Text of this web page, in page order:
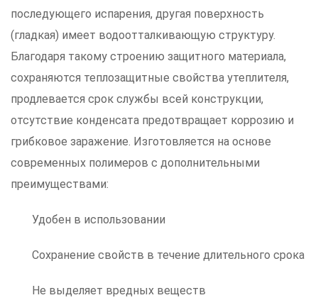
последующего испарения, другая поверхность
(гладкая) имеет водоотталкивающую структуру.
Благодаря такому строению защитного материала,
сохраняются теплозащитные свойства утеплителя,
продлевается срок службы всей конструкции,
отсутствие конденсата предотвращает коррозию и
грибковое заражение. Изготовляется на основе
современных полимеров с дополнительными
преимуществами:
Удобен в использовании
Сохранение свойств в течение длительного срока
Не выделяет вредных веществ